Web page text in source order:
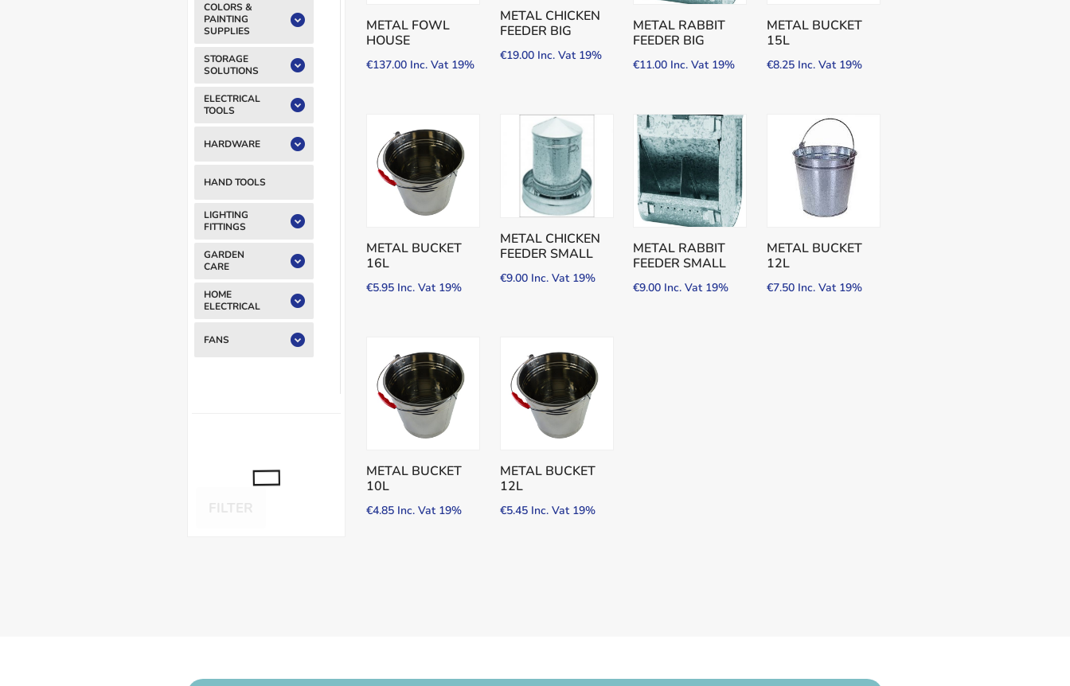
COLORS &
PAINTING
SUPPLIES
STORAGE
SOLUTIONS
ELECTRICAL
TOOLS
HARDWARE
HAND TOOLS
LIGHTING
FITTINGS
GARDEN
CARE
HOME
ELECTRICAL
FANS
METAL FOWL
HOUSE
€137.00 Inc. Vat 19%
METAL CHICKEN
FEEDER BIG
€19.00 Inc. Vat 19%
METAL RABBIT
FEEDER BIG
€11.00 Inc. Vat 19%
METAL BUCKET
15L
€8.25 Inc. Vat 19%
METAL BUCKET
16L
€5.95 Inc. Vat 19%
METAL CHICKEN
FEEDER SMALL
€9.00 Inc. Vat 19%
METAL RABBIT
FEEDER SMALL
€9.00 Inc. Vat 19%
METAL BUCKET
12L
€7.50 Inc. Vat 19%
METAL BUCKET
10L
€4.85 Inc. Vat 19%
METAL BUCKET
12L
€5.45 Inc. Vat 19%